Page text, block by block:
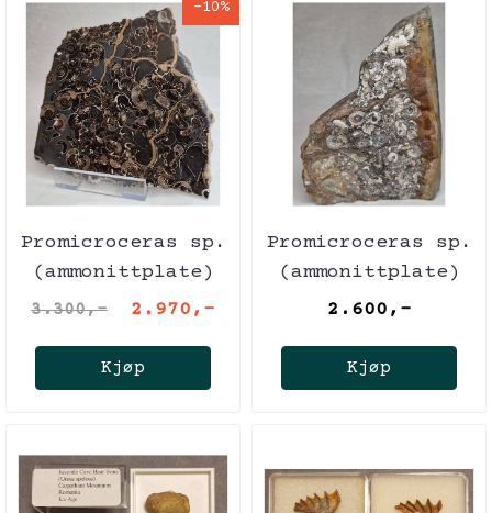
-10%
Promicroceras sp.
(ammonittplate)
3.300,- 2.970,-
Kjøp
Promicroceras sp.
(ammonittplate)
2.600,-
Kjøp